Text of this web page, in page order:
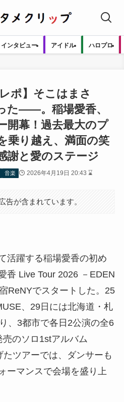
インタビュー アイドル ハロプロ
ポ】そこはまさ
た――。稲場愛香、
開幕！過去最大のプ
乗り越え、満面の笑
謝と愛のステージ
音楽 2026年4月19日 20:43 ⌛
告が含まれています。
活躍する稲場愛香の初め
香 Live Tour 2026 －EDEN
ReNYでスタートした。25
、29日には北海道・札
、3都市で各日2公演の全6
のソロ1stアルバム
たツアーでは、ダンサーも
ーマンスで会場を盛り上